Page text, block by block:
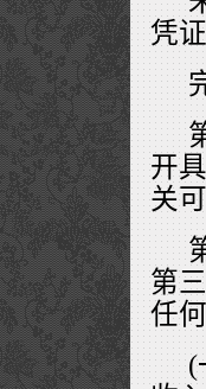
凭
开
关
第
任
(